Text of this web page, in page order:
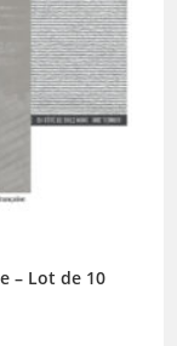
– Lot de 10